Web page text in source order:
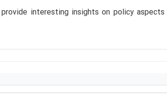
interesting insights on policy aspects